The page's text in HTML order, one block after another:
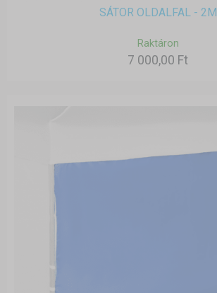
SÁTOR OLDALFAL - 2M
Raktáron
7 000,00 Ft